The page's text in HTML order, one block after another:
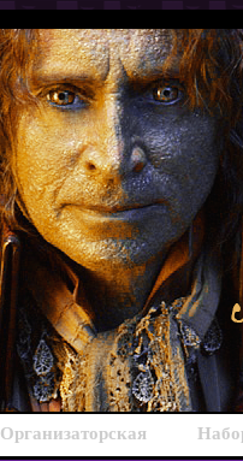
Организаторская